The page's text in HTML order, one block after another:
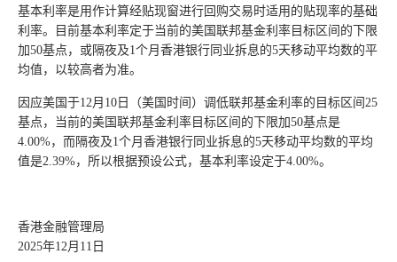
基本利率是用作计算经贴现窗进行回购交易时适用的贴现率的基础
利率。目前基本利率定于当前的美国联邦基金利率目标区间的下限
加50基点，或隔夜及1个月香港银行同业拆息的5天移动平均数的平
均值，以较高者为准。
因应美国于12月10日（美国时间）调低联邦基金利率的目标区间25
基点，当前的美国联邦基金利率目标区间的下限加50基点是
4.00%，而隔夜及1个月香港银行同业拆息的5天移动平均数的平均
值是2.39%，所以根据预设公式，基本利率设定于4.00%。
香港金融管理局
2025年12月11日